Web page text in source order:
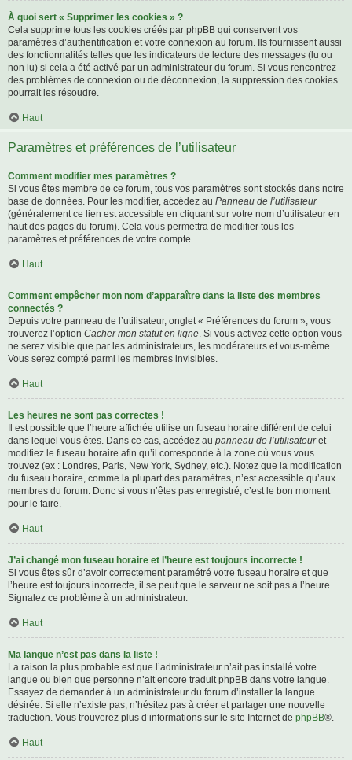
À quoi sert « Supprimer les cookies » ?
Cela supprime tous les cookies créés par phpBB qui conservent vos
paramètres d’authentification et votre connexion au forum. Ils fournissent aussi
des fonctionnalités telles que les indicateurs de lecture des messages (lu ou
non lu) si cela a été activé par un administrateur du forum. Si vous rencontrez
des problèmes de connexion ou de déconnexion, la suppression des cookies
pourrait les résoudre.
Haut
Paramètres et préférences de l’utilisateur
Comment modifier mes paramètres ?
Si vous êtes membre de ce forum, tous vos paramètres sont stockés dans notre
base de données. Pour les modifier, accédez au Panneau de l’utilisateur
(généralement ce lien est accessible en cliquant sur votre nom d’utilisateur en
haut des pages du forum). Cela vous permettra de modifier tous les
paramètres et préférences de votre compte.
Haut
Comment empêcher mon nom d’apparaître dans la liste des membres
connectés ?
Depuis votre panneau de l’utilisateur, onglet « Préférences du forum », vous
trouverez l’option Cacher mon statut en ligne. Si vous activez cette option vous
ne serez visible que par les administrateurs, les modérateurs et vous-même.
Vous serez compté parmi les membres invisibles.
Haut
Les heures ne sont pas correctes !
Il est possible que l’heure affichée utilise un fuseau horaire différent de celui
dans lequel vous êtes. Dans ce cas, accédez au panneau de l’utilisateuret
modifiez le fuseau horaire afin qu’il corresponde à la zone où vous vous
trouvez (ex : Londres, Paris, New York, Sydney, etc.). Notez que la modification
du fuseau horaire, comme la plupart des paramètres, n’est accessible qu’aux
membres du forum. Donc si vous n’êtes pas enregistré, c’est le bon moment
pour le faire.
Haut
J’ai changé mon fuseau horaire et l’heure est toujours incorrecte !
Si vous êtes sûr d’avoir correctement paramétré votre fuseau horaire et que
l’heure est toujours incorrecte, il se peut que le serveur ne soit pas à l’heure.
Signalez ce problème à un administrateur.
Haut
Ma langue n’est pas dans la liste !
La raison la plus probable est que l’administrateur n’ait pas installé votre
langue ou bien que personne n’ait encore traduit phpBB dans votre langue.
Essayez de demander à un administrateur du forum d’installer la langue
désirée. Si elle n’existe pas, n’hésitez pas à créer et partager une nouvelle
traduction. Vous trouverez plus d’informations sur le site Internet de phpBB®.
Haut